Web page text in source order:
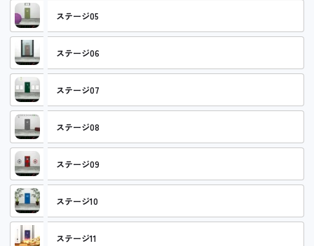
ステージ05
ステージ06
ステージ07
ステージ08
ステージ09
ステージ10
ステージ11